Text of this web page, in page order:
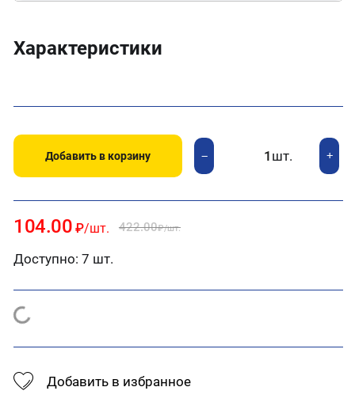
Характеристики
Добавить в корзину +
шт.
−
104.00 ₽/шт. 422.00₽/шт.
Доступно: 7 шт.
Добавить в избранное